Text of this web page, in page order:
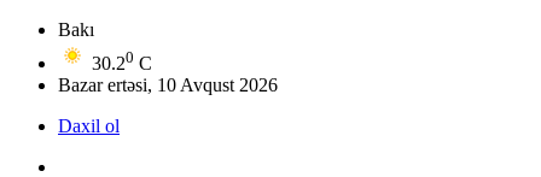
Bakı
30.20 C
Bazar ertəsi, 10 Avqust 2026
Daxil ol